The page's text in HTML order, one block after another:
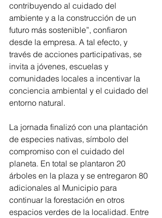
contribuyendo al cuidado del
ambiente y a la construcción de un
futuro más sostenible”, confiaron
desde la empresa. A tal efecto, y
través de acciones participativas, se
invita a jóvenes, escuelas y
comunidades locales a incentivar la
conciencia ambiental y el cuidado del
entorno natural.
La jornada finalizó con una plantación
de especies nativas, símbolo del
compromiso con el cuidado del
planeta. En total se plantaron 20
árboles en la plaza y se entregaron 80
adicionales al Municipio para
continuar la forestación en otros
espacios verdes de la localidad. Entre